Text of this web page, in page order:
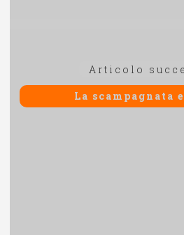
Articolo
La scampagnata